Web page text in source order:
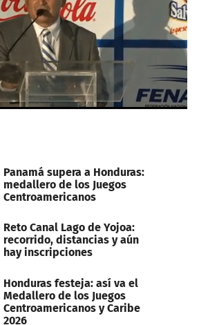
Panamá supera a Honduras:
medallero de los Juegos
Centroamericanos
Reto Canal Lago de Yojoa:
recorrido, distancias y aún
hay inscripciones
Honduras festeja: así va el
Medallero de los Juegos
Centroamericanos y Caribe
2026